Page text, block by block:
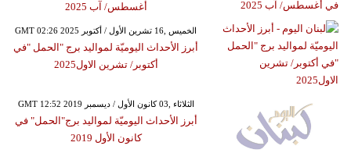
أغسطس/ آب 2025
GMT 02:26 2025 الخميس ,16 تشرين الأول / أكتوبر
أبرز الأحداث اليوميّة لمواليد برج "الحمل "في
أكتوبر/ تشرين الاول2025
GMT 12:52 2019 الثلاثاء ,03 كانون الأول / ديسمبر
أبرز الأحداث اليوميّة لمواليد برج"الحمل" في
كانون الأول 2019